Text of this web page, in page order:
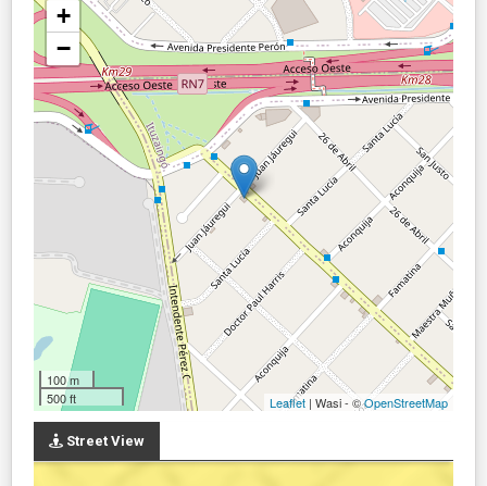
+
−
100 m
500 ft
Leaflet | Wasi - ©OpenStreetMap
Street View